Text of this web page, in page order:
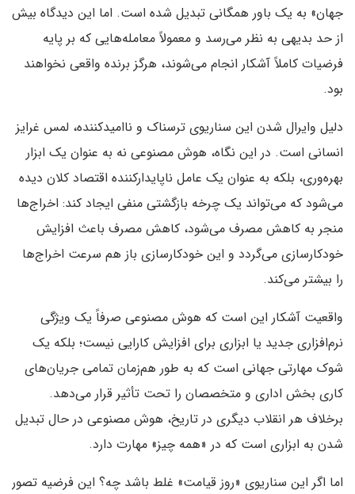
جهان» به یک باور همگانی تبدیل شده است. اما این دیدگاه بیش
از حد بدیهی به نظر می‌رسد و معمولاً معامله‌هایی که بر پایه
فرضیات کاملاً آشکار انجام می‌شوند، هرگز برنده واقعی نخواهند
بود.
دلیل وایرال شدن این سناریوی ترسناک و ناامیدکننده، لمس غرایز
انسانی است. در این نگاه، هوش مصنوعی نه به عنوان یک ابزار
بهره‌وری، بلکه به عنوان یک عامل ناپایدارکننده اقتصاد کلان دیده
می‌شود که می‌تواند یک چرخه بازگشتی منفی ایجاد کند: اخراج‌ها
منجر به کاهش مصرف می‌شود، کاهش مصرف باعث افزایش
خودکارسازی می‌گردد و این خودکارسازی باز هم سرعت اخراج‌ها
را بیشتر می‌کند.
واقعیت آشکار این است که هوش مصنوعی صرفاً یک ویژگی
نرم‌افزاری جدید یا ابزاری برای افزایش کارایی نیست؛ بلکه یک
شوک مهارتی جهانی است که به طور هم‌زمان تمامی جریان‌های
کاری بخش اداری و متخصصان را تحت تأثیر قرار می‌دهد.
برخلاف هر انقلاب دیگری در تاریخ، هوش مصنوعی در حال تبدیل
شدن به ابزاری است که در «همه چیز» مهارت دارد.
اما اگر این سناریوی «روز قیامت» غلط باشد چه؟ این فرضیه تصور